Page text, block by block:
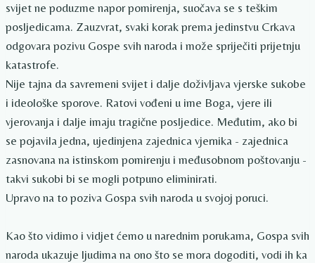
svijet ne poduzme napor pomirenja, suočava se s teškim
posljedicama. Zauzvrat, svaki korak prema jedinstvu Crkava
odgovara pozivu Gospe svih naroda i može spriječiti prijetnju
katastrofe.
Nije tajna da savremeni svijet i dalje doživljava vjerske sukobe
i ideološke sporove. Ratovi vođeni u ime Boga, vjere ili
vjerovanja i dalje imaju tragične posljedice. Međutim, ako bi
se pojavila jedna, ujedinjena zajednica vjernika - zajednica
zasnovana na istinskom pomirenju i međusobnom poštovanju -
takvi sukobi bi se mogli potpuno eliminirati.
Upravo na to poziva Gospa svih naroda u svojoj poruci.
Kao što vidimo i vidjet ćemo u narednim porukama, Gospa svih
naroda ukazuje ljudima na ono što se mora dogoditi, vodi ih ka